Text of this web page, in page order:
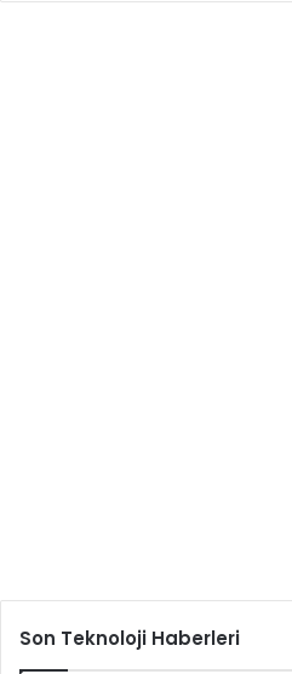
Son Teknoloji Haberleri